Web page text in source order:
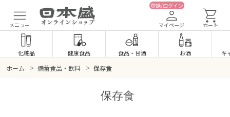
メニュー
登録/ログイン
マイページ カート
化粧品 健康食品 食品・ 甘酒 お酒 キ
ホーム > 備蓄食品・飲料 > 保存食
保存食